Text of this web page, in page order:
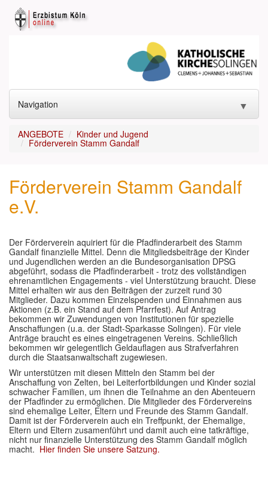
Navigation ▼
START
GOTTESDIENST
SAKRAMENTE
ANGEBOTE
GLAUBE ▼
SEELSORGE
MUSIK
GREMIEN
HELFEN ▼
ANGEBOTE Kinder und Jugend
Förderverein Stamm Gandalf
Förderverein Stamm Gandalf
e.V.
Der Förderverein aquiriert für die Pfadfinderarbeit des Stamm
Gandalf finanzielle Mittel. Denn die Mitgliedsbeiträge der Kinder
und Jugendlichen werden an die Bundesorganisation DPSG
abgeführt, sodass die Pfadfinderarbeit - trotz des vollständigen
ehrenamtlichen Engagements - viel Unterstützung braucht. Diese
Mittel erhalten wir aus den Beiträgen der zurzeit rund 30
Mitglieder. Dazu kommen Einzelspenden und Einnahmen aus
Aktionen (z.B. ein Stand auf dem Pfarrfest). Auf Antrag
bekommen wir Zuwendungen von Institutionen für spezielle
Anschaffungen (u.a. der Stadt-Sparkasse Solingen). Für viele
Anträge braucht es eines eingetragenen Vereins. Schließlich
bekommen wir gelegentlich Geldauflagen aus Strafverfahren
durch die Staatsanwaltschaft zugewiesen.
Wir unterstützen mit diesen Mitteln den Stamm bei der
Anschaffung von Zelten, bei Leiterfortbildungen und Kinder sozial
schwacher Familien, um ihnen die Teilnahme an den Abenteuern
der Pfadfinder zu ermöglichen. Die Mitglieder des Fördervereins
sind ehemalige Leiter, Eltern und Freunde des Stamm Gandalf.
Damit ist der Förderverein auch ein Treffpunkt, der Ehemalige,
Eltern und Eltern zusamenführt und damit auch eine tatkräftige,
nicht nur finanzielle Unterstützung des Stamm Gandalf möglich
macht. Hier finden Sie unsere Satzung.